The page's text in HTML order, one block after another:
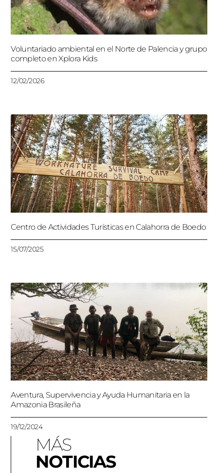
Voluntariado ambiental en el Norte de Palencia y grupo
completo en Xplora Kids
12/02/2026
Centro de Actividades Turísticas en Calahorra de Boedo
15/07/2025
Aventura, Supervivencia y Ayuda Humanitaria en la
Amazonia Brasileña
19/12/2024
MÁS
NOTICIAS